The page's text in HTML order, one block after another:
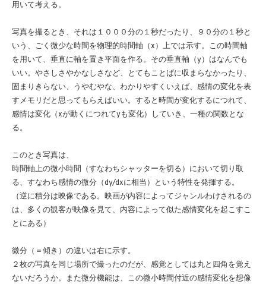
用いて考える。
写真を撮るとき、それは１０００分の１秒だったり、９０分の１秒と
いう、ごく微少な時間を物理的時間軸（x）上では示す。この時間軸
を用いて、垂直に軸を置き平面を作る。その垂直軸（y）はなんでも
いい。やさしさやかなしさなど、とてもことばに収まらなかったり、
固まりきらない、うやむやな、わかりやすくいえば、感情の変化を表
すメモリだと思ってもらえばいい。すると時間が変化するにつれて、
感情は変化（xが動くにつれてyも変化）していき、一種の関数とな
る。
このとき写真は、
時間軸上の微小時間（すなわちシャッターを切る）において切り取
る、すなわち感情の微分（dy/dxに相当）という特性を発揮する。
（逆に積分は映像である。映画が内容によってジャンルわけされるの
は、多くの観客が映像を見て、内容によって似た感情変化を起こすこ
とにある）
微分（＝傾き）の違いは右に示す。
２枚の写真を同じ場所で撮ったのだが、感覚としては丸と四角を覚え
ないだろうか。また微分機能は、この微小時間付近の感情変化を想像